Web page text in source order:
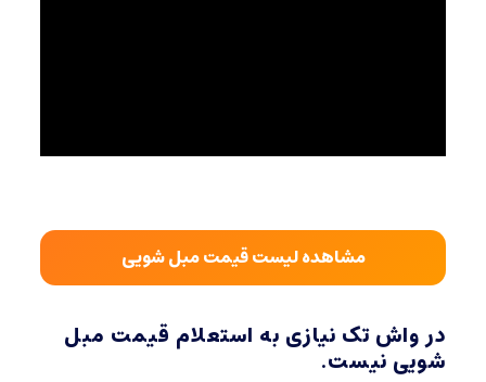
مشاهده لیست قیمت مبل شویی
در واش تک نیازی به استعلام قیمت مبل
شویی نیست.